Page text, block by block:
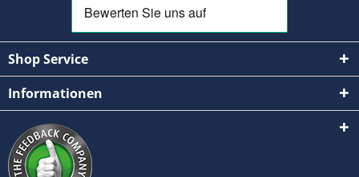
Shop Service
Informationen